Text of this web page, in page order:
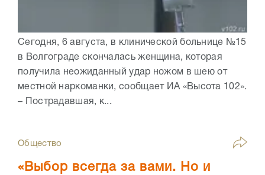
Сегодня, 6 августа, в клинической больнице №15
в Волгограде скончалась женщина, которая
получила неожиданный удар ножом в шею от
местной наркоманки, сообщает ИА «Высота 102».
– Пострадавшая, к...
Общество
«Выбор всегда за вами. Но и